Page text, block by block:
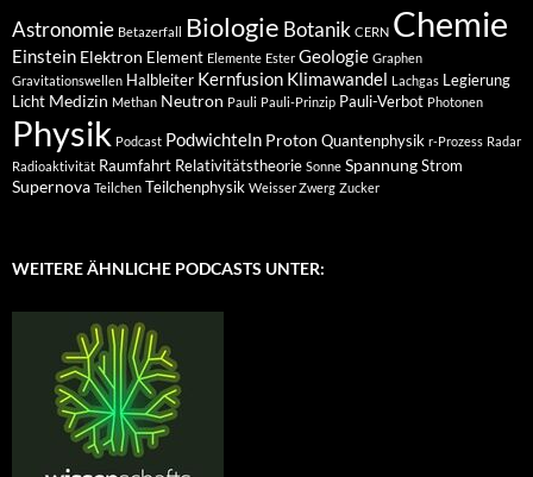
Astronomie Betazerfall Biologie Botanik CERN Chemie
Einstein Elektron Element Elemente Ester Geologie Graphen
Gravitationswellen Halbleiter Kernfusion Klimawandel Lachgas Legierung
Licht Medizin Methan Neutron Pauli Pauli-Prinzip Pauli-Verbot Photonen
Physik Podcast Podwichteln Proton Quantenphysik r-Prozess Radar
Radioaktivität Raumfahrt Relativitätstheorie Sonne Spannung Strom
Supernova Teilchen Teilchenphysik Weisser Zwerg Zucker
WEITERE ÄHNLICHE PODCASTS UNTER: